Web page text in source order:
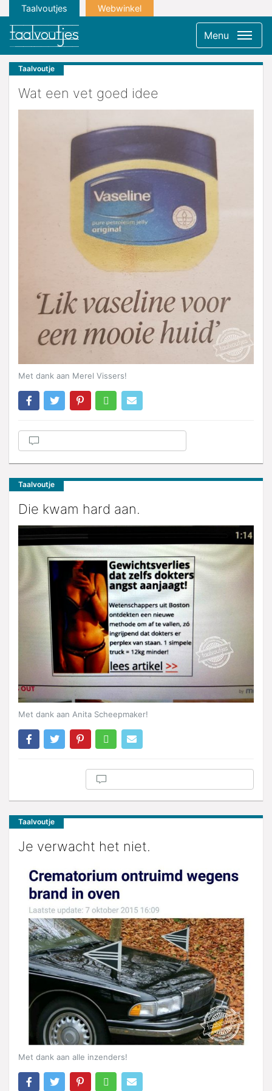
Taalvoutjes Webwinkel
Menu
Taalvoutje
Wat een vet goed idee
Met dank aan Merel Vissers!
Taalvoutje
Die kwam hard aan.
Met dank aan Anita Scheepmaker!
Taalvoutje
Je verwacht het niet.
Met dank aan alle inzenders!